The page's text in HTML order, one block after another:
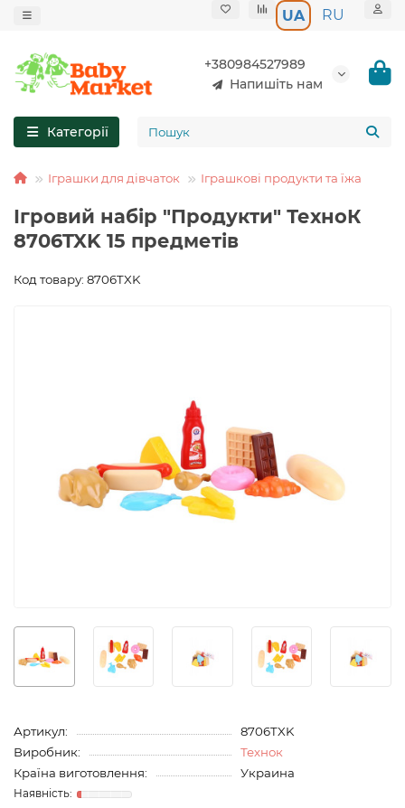
UA RU
+380984527989
Напишіть нам
Категорії
Іграшки для дівчаток Іграшкові продукти та їжа
Ігровий набір "Продукти" ТехноК
8706TXK 15 предметів
Код товару: 8706TXK
Артикул:
8706TXK
Виробник:
Технок
Країна виготовлення:
Украина